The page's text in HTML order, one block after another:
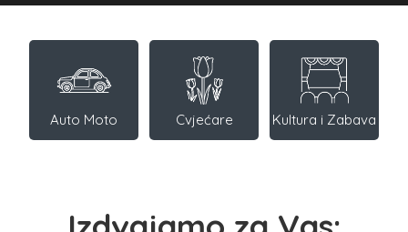
Auto Moto Cvjećare Kultura i Zabava